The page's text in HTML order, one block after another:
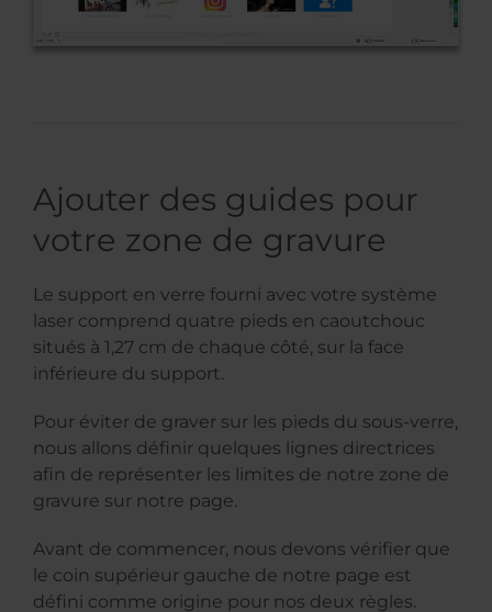
Ajouter des guides pour
votre zone de gravure
Le support en verre fourni avec votre système
laser comprend quatre pieds en caoutchouc
situés à 1,27 cm de chaque côté, sur la face
inférieure du support.
Pour éviter de graver sur les pieds du sous-verre,
nous allons définir quelques lignes directrices
afin de représenter les limites de notre zone de
gravure sur notre page.
Avant de commencer, nous devons vérifier que
le coin supérieur gauche de notre page est
défini comme origine pour nos deux règles.